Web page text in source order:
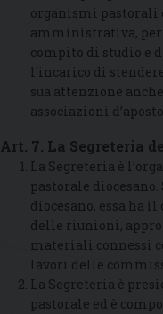
organismi pastorali
amministrativa,
compito di studio e
l’incarico di
sua attenzione
associazioni
Art. 7. La Segreteria
La Segreteria è
pastorale
diocesano, essa ha
delle riunioni,
materiali connessi
lavori delle
La Segreteria è
pastorale ed è